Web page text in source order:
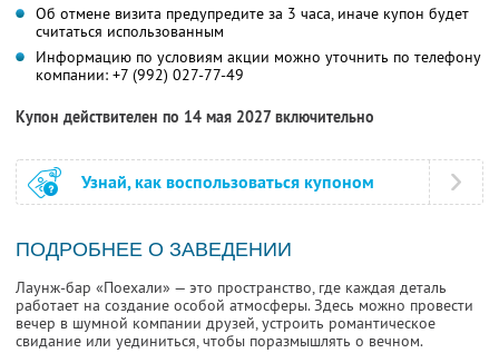
Об отмене визита предупредите за 3 часа, иначе купон будет
считаться использованным
Информацию по условиям акции можно уточнить по телефону
компании: +7 (992) 027-77-49
Купон действителен по 14 мая 2027 включительно
Узнай, как воспользоваться купоном
ПОДРОБНЕЕ О ЗАВЕДЕНИИ
Лаунж-бар «Поехали» — это пространство, где каждая деталь
работает на создание особой атмосферы. Здесь можно провести
вечер в шумной компании друзей, устроить романтическое
свидание или уединиться, чтобы поразмышлять о вечном.